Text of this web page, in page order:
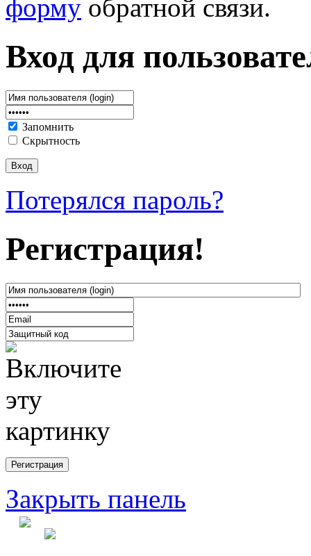
форму обратной связи.
Вход для
Запомнить
Скрытность
Потерялся пароль?
Регистрация!
Закрыть панель